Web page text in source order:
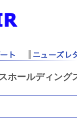
ホールディング